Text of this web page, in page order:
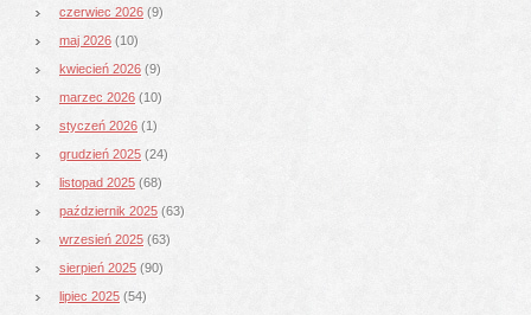
czerwiec 2026 (9)
maj 2026 (10)
kwiecień 2026 (9)
marzec 2026 (10)
styczeń 2026 (1)
grudzień 2025 (24)
listopad 2025 (68)
październik 2025 (63)
wrzesień 2025 (63)
sierpień 2025 (90)
lipiec 2025 (54)